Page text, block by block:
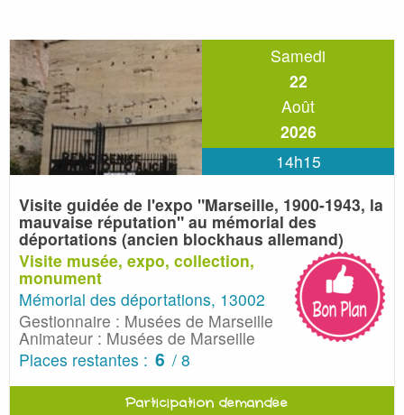
Samedi
22
Août
2026
14h15
Visite guidée de l'expo "Marseille, 1900-1943, la
mauvaise réputation" au mémorial des
déportations (ancien blockhaus allemand)
Visite musée, expo, collection,
monument
Mémorial des déportations, 13002
Gestionnaire : Musées de Marseille
Animateur : Musées de Marseille
Places restantes : 6 / 8
Participation demandée